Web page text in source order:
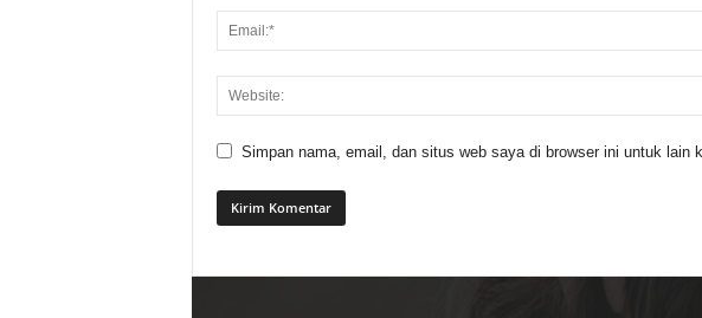
Simpan nama, email, dan situs web saya di browser ini untuk lain